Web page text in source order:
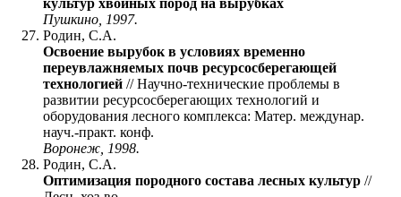
культур хвойных пород на вырубках
Пушкино, 1997.
Родин, С.А.
Освоение вырубок в условиях временно
переувлажняемых почв ресурсосберегающей
технологией // Научно-технические проблемы в
развитии ресурсосберегающих технологий и
оборудования лесного комплекса: Матер. междунар.
науч.-практ. конф.
Воронеж, 1998.
Родин, С.А.
Оптимизация породного состава лесных культур //